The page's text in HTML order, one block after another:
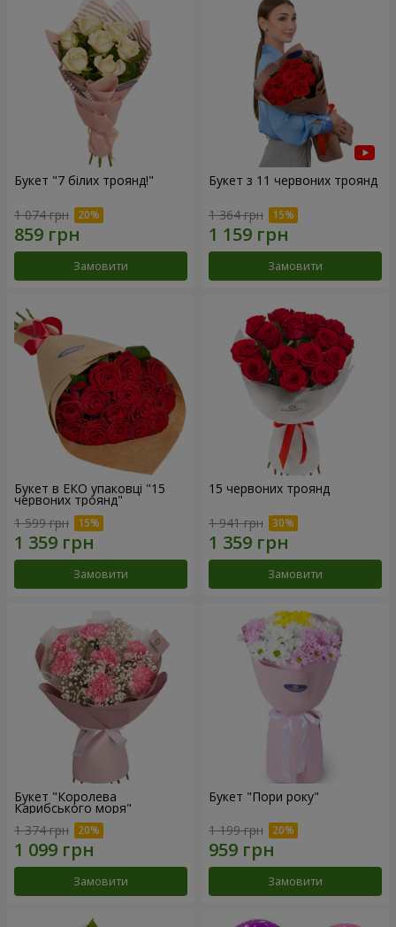
Букет "7 білих троянд!"
1 074 грн
Замовити
Букет з 11 червоних троянд
1 364 грн
Замовити
Букет в ЕКО упаковці "15
червоних троянд"
1 599 грн
Замовити
15 червоних троянд
1 941 грн
Замовити
Букет "Королева
Карибського моря"
1 374 грн
Замовити
Букет "Пори року"
1 199 грн
Замовити